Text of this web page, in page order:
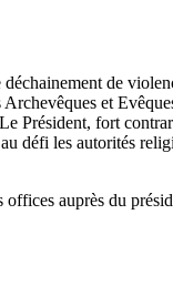
de
Archevêques et
Président, fort
défi les autorités
auprès du